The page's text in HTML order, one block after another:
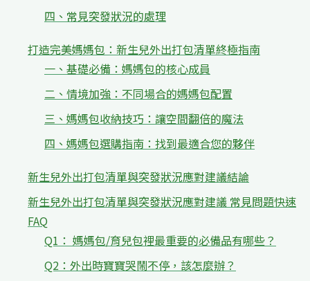
四、常見突發狀況的處理
打造完美媽媽包：新生兒外出打包清單終極指南
一、基礎必備：媽媽包的核心成員
二、情境加強：不同場合的媽媽包配置
三、媽媽包收納技巧：讓空間翻倍的魔法
四、媽媽包選購指南：找到最適合您的夥伴
新生兒外出打包清單與突發狀況應對建議結論
新生兒外出打包清單與突發狀況應對建議 常見問題快速
FAQ
Q1： 媽媽包/育兒包裡最重要的必備品有哪些？
Q2：外出時寶寶哭鬧不停，該怎麼辦？